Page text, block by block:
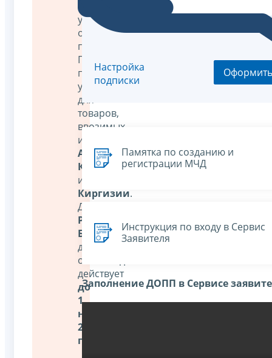
от
уплаты
обеспечительного
платежа.
Переходный
период
устанавливается
для
товаров,
ввозимых
из
Армении,
Казахстана
и
Киргизии.
Для
Республики
Беларусь
данное
освобождение
действует
до
1
ноября
2026
года
Настройка
подписки
Оформить
Памятка по созданию и
регистрации МЧД
Инструкция по входу в Сервис
Заявителя
Заполнение ДОПП в Сервисе